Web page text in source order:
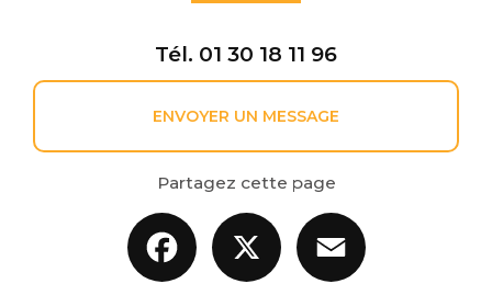
Tél. 01 30 18 11 96
ENVOYER UN MESSAGE
Partagez cette page
Facebook